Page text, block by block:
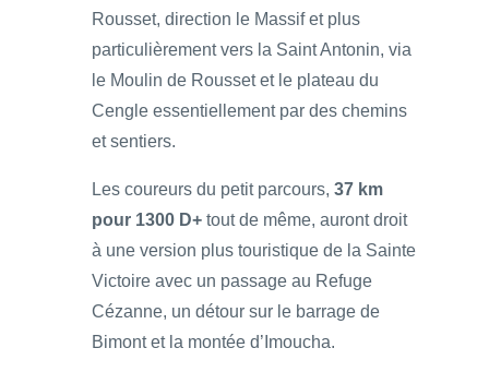
Rousset, direction le Massif et plus
particulièrement vers la Saint Antonin, via
le Moulin de Rousset et le plateau du
Cengle essentiellement par des chemins
et sentiers.
Les coureurs du petit parcours, 37 km
pour 1300 D+ tout de même, auront droit
à une version plus touristique de la Sainte
Victoire avec un passage au Refuge
Cézanne, un détour sur le barrage de
Bimont et la montée d’Imoucha.